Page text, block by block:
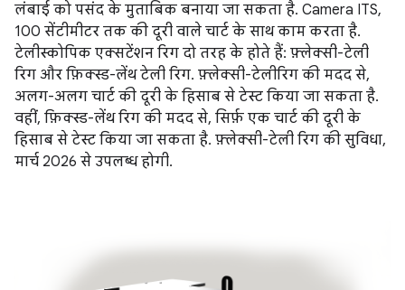
लंबाई को पसंद के मुताबिक बनाया जा सकता है. Camera ITS,
100 सेंटीमीटर तक की दूरी वाले चार्ट के साथ काम करता है.
टेलीस्कोपिक एक्सटेंशन रिग दो तरह के होते हैं: फ़्लेक्सी-टेली
रिग और फ़िक्स्ड-लेंथ टेली रिग. फ़्लेक्सी-टेलीरिग की मदद से,
अलग-अलग चार्ट की दूरी के हिसाब से टेस्ट किया जा सकता है.
वहीं, फ़िक्स्ड-लेंथ रिग की मदद से, सिर्फ़ एक चार्ट की दूरी के
हिसाब से टेस्ट किया जा सकता है. फ़्लेक्सी-टेली रिग की सुविधा,
मार्च 2026 से उपलब्ध होगी.